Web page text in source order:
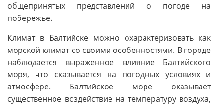
общепринятых представлений о погоде на
побережье.
Климат в Балтийске можно охарактеризовать как
морской климат со своими особенностями. В городе
наблюдается выраженное влияние Балтийского
моря, что сказывается на погодных условиях и
атмосфере. Балтийское море оказывает
существенное воздействие на температуру воздуха,